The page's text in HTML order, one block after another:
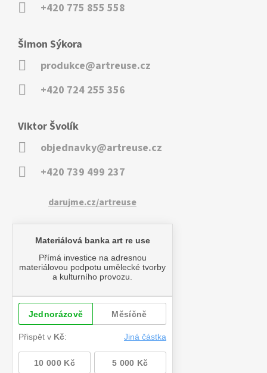
+420 775 855 558
Šimon Sýkora
produkce@artreuse.cz
+420 724 255 356
Viktor Švolík
objednavky@artreuse.cz
+420 739 499 237
darujme.cz/artreuse